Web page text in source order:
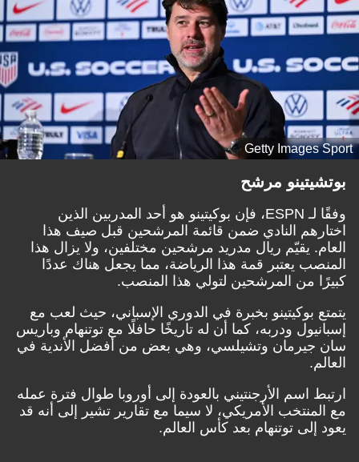
Getty Images Sport
بوتشيتينو مرشح
وفقًا لـ ESPN، فإن بوكيتينو هو أحد المدربين الذين
اختارهم النادي ضمن قائمة المرشحين قبل صيف هذا
العام. يقيّم ريال مدريد مرشحين مختلفين، ولا يزال هذا
المنصب يعتبر قمة هذا الرياضة، مما يجعل هناك عددًا
كبيرًا من المرشحين لتولي هذا المنصب.
يتمتع بوكيتينو بخبرة في الدوري الإسباني، حيث لعب مع
إسبانيول ودربه، كما أن له تاريخًا حافلًا مع توتنهام وباريس
سان جيرمان وتشيلسي، وهي بعض من أفضل الأندية في
العالم.
ارتبط اسم الأرجنتيني بالعودة إلى أوروبا طوال فترة عمله
مع المنتخب الأمريكي، لا سيما مع تقارير تشير إلى أنه قد
يعود إلى توتنهام بعد كأس العالم.